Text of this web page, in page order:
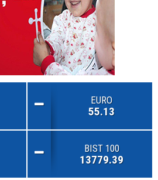
EURO
55.13
BIST 100
13779.39